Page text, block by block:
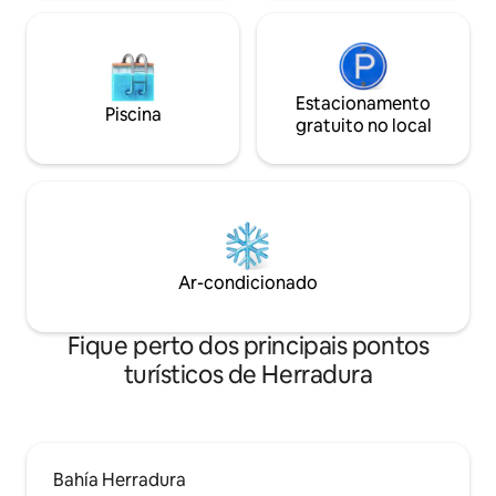
Piscina
Estacionamento
gratuito no local
Ar-condicionado
Fique perto dos principais pontos
turísticos de Herradura
Bahía Herradura